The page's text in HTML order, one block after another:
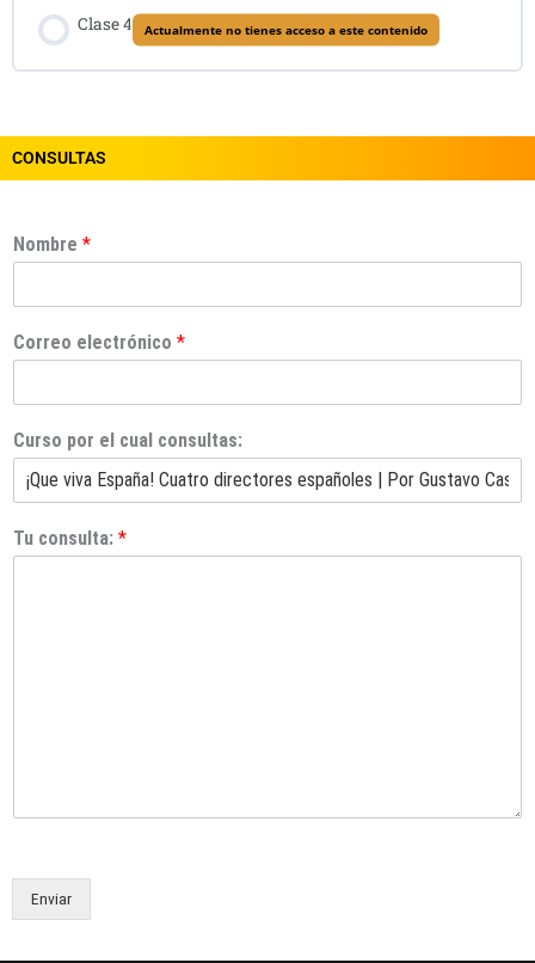
Clase 4 Actualmente no tienes acceso a este contenido
CONSULTAS
Nombre *
Correo electrónico *
Curso por el cual consultas:
Tu consulta: *
Enviar